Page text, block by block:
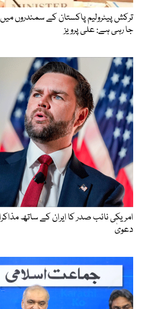
ترکش پیٹرولیم پاکستان کے سمندروں
جا رہی ہے: علی پرویز
امریکی نائب صدر کا ایران کے ساتھ
دعویٰ